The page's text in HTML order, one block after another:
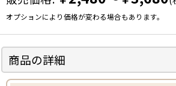
オプションにより価格が変わる場合もあります。
商品の詳細